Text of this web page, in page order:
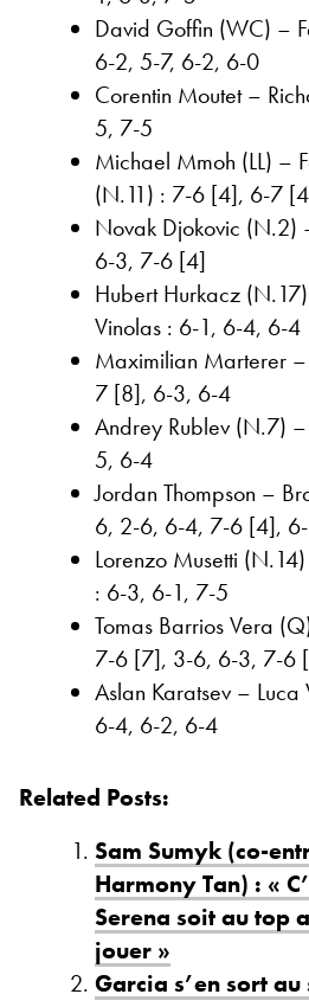
David Goffin (WC) –
6-2, 5-7, 6-2, 6-0
Corentin Moutet –
5, 7-5
Michael Mmoh (LL) –
(N.11) : 7-6 [4], 6-7
Novak Djokovic (N.2)
6-3, 7-6 [4]
Hubert Hurkacz
Vinolas : 6-1, 6-4, 6-4
Maximilian Marterer
7 [8], 6-3, 6-4
Andrey Rublev (N.7)
5, 6-4
Jordan Thompson –
6, 2-6, 6-4, 7-6 [4],
Lorenzo Musetti
: 6-3, 6-1, 7-5
Tomas Barrios Vera
7-6 [7], 3-6, 6-3, 7-6
Aslan Karatsev –
6-4, 6-2, 6-4
Related Posts:
Sam Sumyk (co-
Harmony Tan) : «
Serena soit au top
jouer »
Garcia s’en sort